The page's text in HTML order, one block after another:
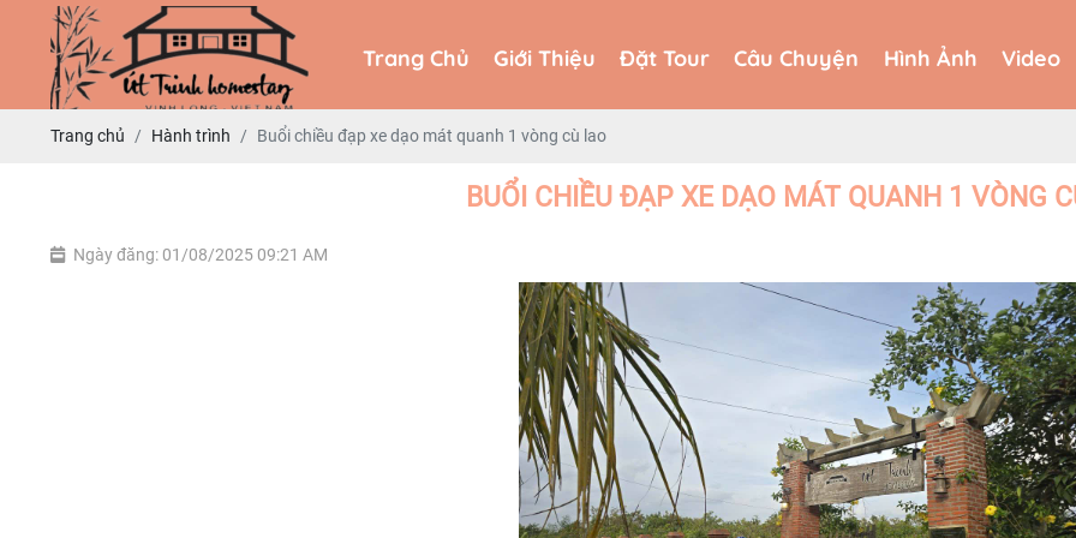
Trang Chủ Giới Thiệu Đặt Tour Câu Chuyện Hình Ảnh Video
Trang Chủ Giới Thiệu Đặt Tour Câu Chuyện Hình Ảnh Video
Trang chủ Hành trình Buổi chiều đạp xe dạo mát quanh 1 vòng cù lao
BUỔI CHIỀU ĐẠP XE DẠO MÁT QUANH 1 VÒNG
Ngày đăng: 01/08/2025 09:21 AM